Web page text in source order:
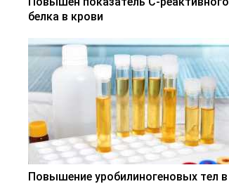
белка в крови
Повышение уробилиногеновых тел в